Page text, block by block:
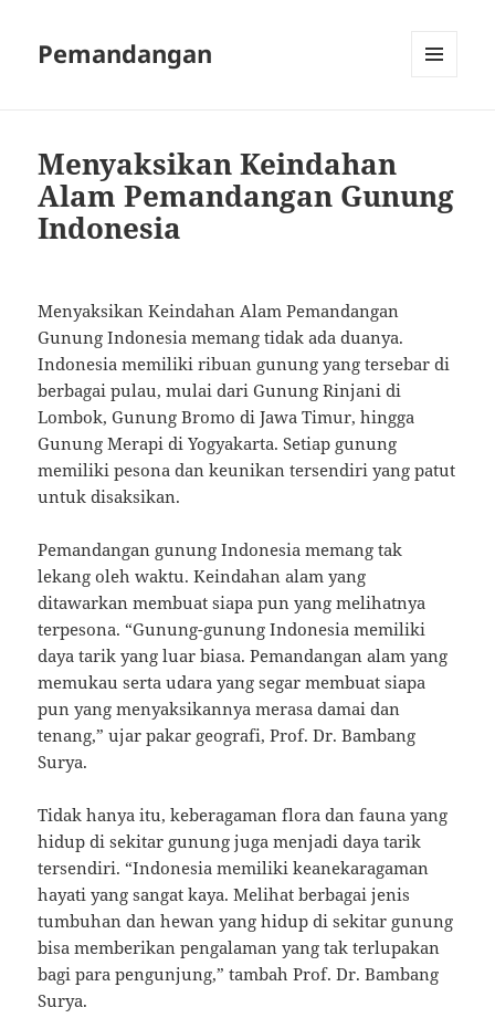
Pemandangan
Menyaksikan Keindahan
Alam Pemandangan Gunung
Indonesia
Menyaksikan Keindahan Alam Pemandangan
Gunung Indonesia memang tidak ada duanya.
Indonesia memiliki ribuan gunung yang tersebar di
berbagai pulau, mulai dari Gunung Rinjani di
Lombok, Gunung Bromo di Jawa Timur, hingga
Gunung Merapi di Yogyakarta. Setiap gunung
memiliki pesona dan keunikan tersendiri yang patut
untuk disaksikan.
Pemandangan gunung Indonesia memang tak
lekang oleh waktu. Keindahan alam yang
ditawarkan membuat siapa pun yang melihatnya
terpesona. “Gunung-gunung Indonesia memiliki
daya tarik yang luar biasa. Pemandangan alam yang
memukau serta udara yang segar membuat siapa
pun yang menyaksikannya merasa damai dan
tenang,” ujar pakar geografi, Prof. Dr. Bambang
Surya.
Tidak hanya itu, keberagaman flora dan fauna yang
hidup di sekitar gunung juga menjadi daya tarik
tersendiri. “Indonesia memiliki keanekaragaman
hayati yang sangat kaya. Melihat berbagai jenis
tumbuhan dan hewan yang hidup di sekitar gunung
bisa memberikan pengalaman yang tak terlupakan
bagi para pengunjung,” tambah Prof. Dr. Bambang
Surya.